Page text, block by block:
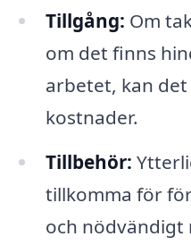
Tillgång: Om
om det finns
arbetet, kan
kostnader.
Tillbehör:
tillkomma för
och nödvändigt